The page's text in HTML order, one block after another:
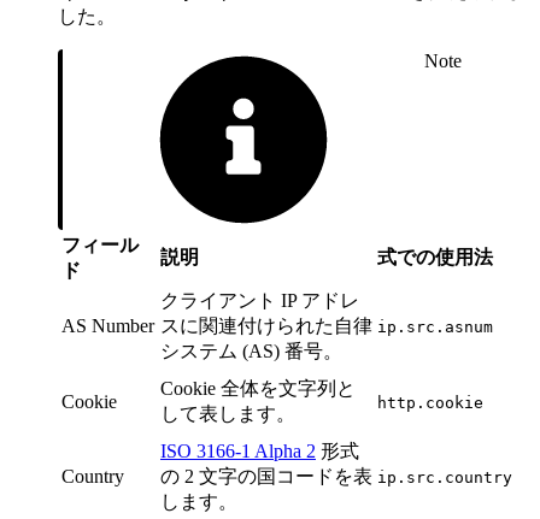
した。
Note
フィール
ド
説明 式での使用法
AS Number
クライアント IP アドレ
スに関連付けられた自律
システム (AS) 番号。
ip.src.asnum
Cookie
Cookie 全体を文字列と
して表します。
http.cookie
Country
ISO 3166-1 Alpha 2 形式
の 2 文字の国コードを表
します。
ip.src.country